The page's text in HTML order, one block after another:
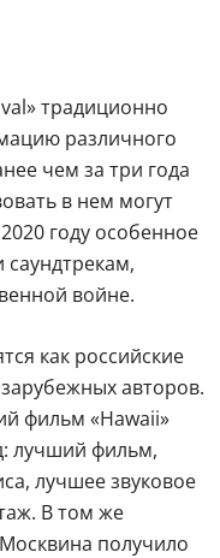
традиционно
различного
чем за три года
в нем могут
году особенное
войне.
как российские
авторов.
фильм «Hawaii»
лучший фильм,
лучшее звуковое
В том же
получило